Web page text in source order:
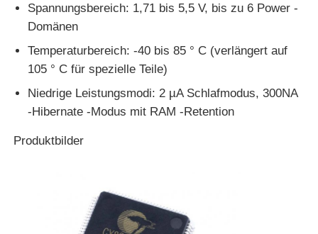
PSRAM-Chip
SRAM-Chip
Spannungsbereich: 1,71 bis 5,5 V, bis zu 6 Power -
Domänen
Temperaturbereich: -40 bis 85 ° C (verlängert auf
105 ° C für spezielle Teile)
Niedrige Leistungsmodi: 2 µA Schlafmodus, 300NA
-Hibernate -Modus mit RAM -Retention
Produktbilder